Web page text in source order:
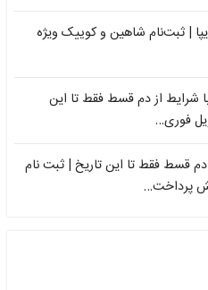
| ثبت‌نام شاهین و کوییک ویژه
شرایط از دم قسط فقط تا این
فوری…
قسط فقط تا این تاریخ | ثبت نام
پرداخت…